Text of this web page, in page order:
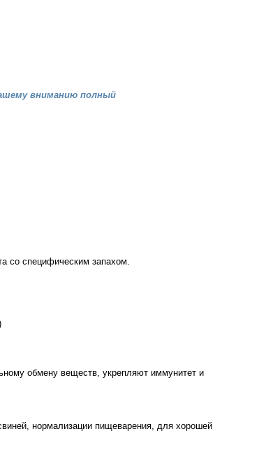
вниманию полный
со специфическим запахом.
обмену веществ, укрепляют иммунитет и
нормализации пищеварения, для хорошей